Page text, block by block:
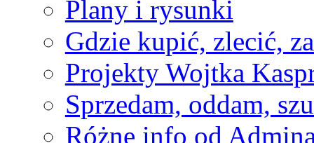
Plany i rysunki
Gdzie kupić, zlecić,
Projekty Wojtka
Sprzedam, oddam,
Różne info od